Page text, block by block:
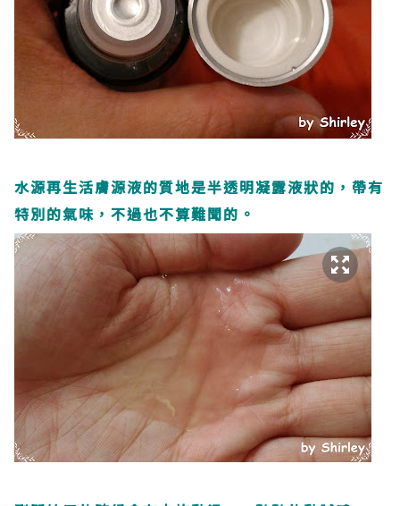
水源再生活膚源液的質地是半透明凝露液狀的，帶有
特別的氣味，不過也不算難聞的。